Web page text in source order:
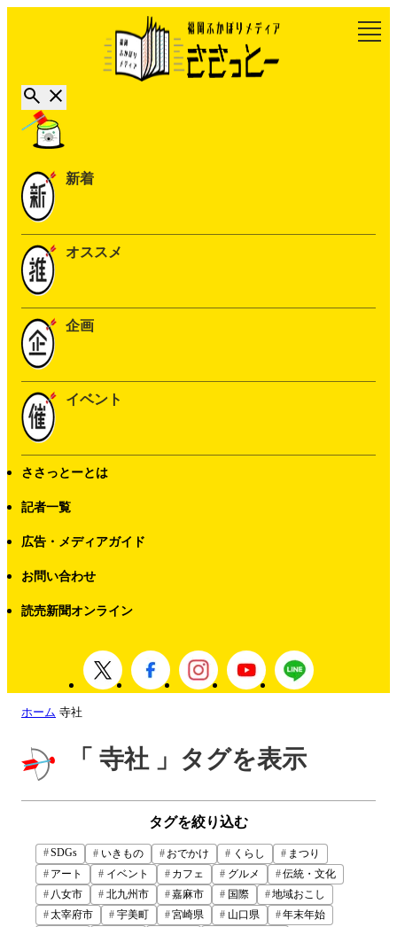
新着
オススメ
企画
イベント
ささっとーとは
記者一覧
広告・メディアガイド
お問い合わせ
読売新聞オンライン
ホーム 寺社
「 寺社 」タグを表示
タグを絞り込む
SDGs いきもの おでかけ くらし
まつり
アート
イベント カフェ グルメ
伝統・文化
八女市
北九州市 嘉麻市 国際
地域おこし
太宰府市
宇美町 宮崎県 山口県
年末年始